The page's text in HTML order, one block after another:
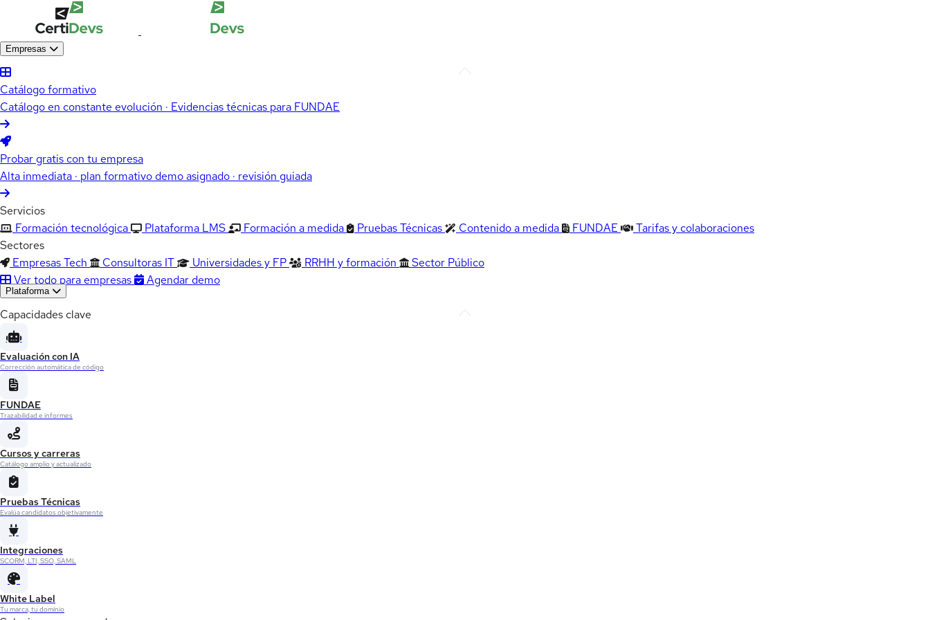
Empresas
Catálogo formativo
Catálogo en constante evolución · Evidencias técnicas para FUNDAE
Probar gratis con tu empresa
Alta inmediata · plan formativo demo asignado · revisión guiada
Servicios
Formación tecnológica
Plataforma LMS Formación a medida Pruebas Técnicas Contenido a medida FUNDAE
Tarifas y colaboraciones
Sectores
Empresas Tech
Consultoras IT Universidades y FP RRHH y formación
Sector Público
Ver todo para empresas
Agendar demo
Plataforma
Capacidades clave
Evaluación con IA
Corrección automática de código
FUNDAE
Trazabilidad e informes
Cursos y carreras
Catálogo amplio y actualizado
Pruebas Técnicas
Evalúa candidatos objetivamente
Integraciones
SCORM, LTI, SSO, SAML
White Label
Tu marca, tu dominio